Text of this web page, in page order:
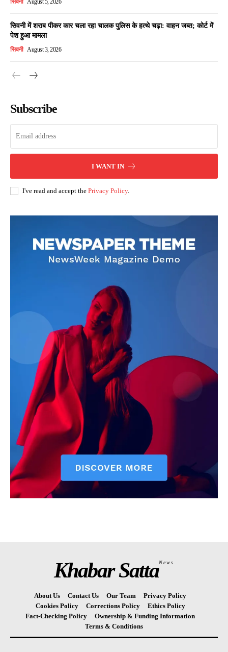
सिवनी August 5, 2026
सिवनी में शराब पीकर कार चला रहा चालक पुलिस के हत्थे चढ़ा: वाहन जब्त; कोर्ट में
पेश हुआ मामला
सिवनी August 3, 2026
Subscribe
I WANT IN
I've read and accept the Privacy Policy.
Khabar SattaNews
About Us Contact Us Our Team
Privacy Policy
Cookies Policy
Corrections Policy
Ethics Policy
Fact-Checking Policy
Ownership & Funding Information
Terms & Conditions